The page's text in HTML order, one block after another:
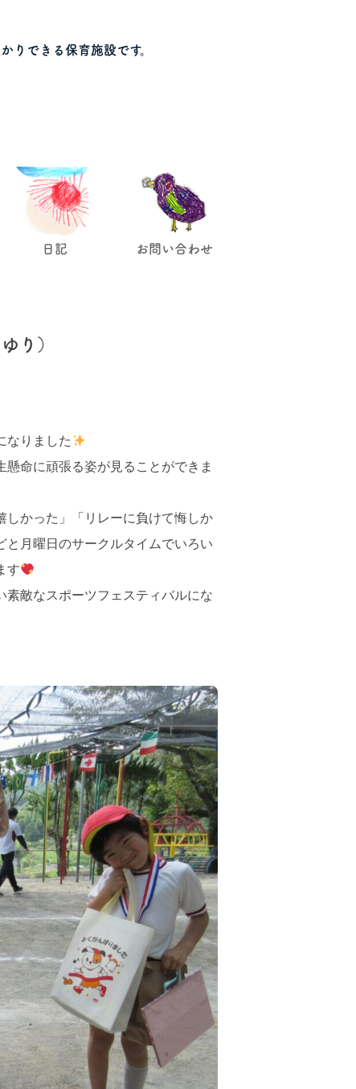
できる保育施設です。
日記 お問い合わせ
り）
なりました
命に頑張る姿が見ることができま
かった」「リレーに負けて悔しか
と月曜日のサークルタイムでいろい
す
敵なスポーツフェスティバルにな